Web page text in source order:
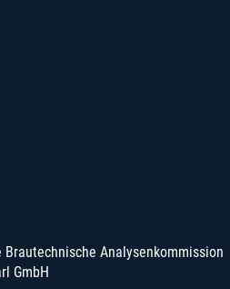
Analysenkommission
GmbH